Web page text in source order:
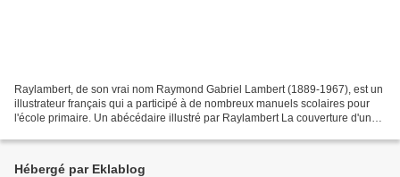
Raylambert, de son vrai nom Raymond Gabriel Lambert (1889-1967), est un
illustrateur français qui a participé à de nombreux manuels scolaires pour
l'école primaire. Un abécédaire illustré par Raylambert La couverture d'un
Hébergé par Eklablog